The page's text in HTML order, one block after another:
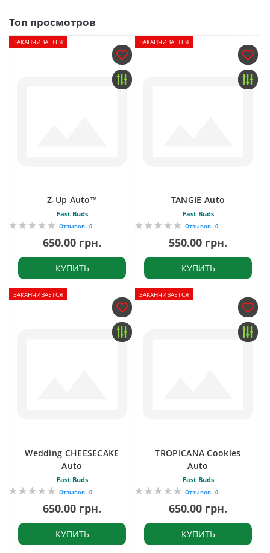
Топ просмотров
ЗАКАНЧИВАЕТСЯ
Z-Up Auto™
Fast Buds
Отзывов - 0
650.00 грн.
КУПИТЬ
ЗАКАНЧИВАЕТСЯ
TANGIE Auto
Fast Buds
Отзывов - 0
550.00 грн.
КУПИТЬ
ЗАКАНЧИВАЕТСЯ
Wedding CHEESECAKE
Auto
Fast Buds
Отзывов - 0
650.00 грн.
КУПИТЬ
ЗАКАНЧИВАЕТСЯ
TROPICANA Cookies
Auto
Fast Buds
Отзывов - 0
650.00 грн.
КУПИТЬ